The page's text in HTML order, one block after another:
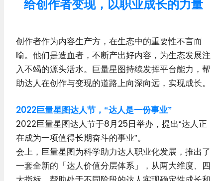
给创作者变现，以职业成长的力量
创作者作为内容生产方，在生态中的重要性不言而
喻。他们是造血者，不断产出好内容，为生态发展注
入不竭的源头活水。巨量星图持续发挥平台能力，帮
助达人在创作与变现的道路上向深向远，实现成长。
2022巨量星图达人节，“达人是一份事业”
2022巨量星图达人节于8月25日举办，提出“达人正
在成为一项值得长期奋斗的事业”。
会上，巨量星图为科学助力达人职业化发展，推出了
一套全新的「达人价值分层体系」，从两大维度、四